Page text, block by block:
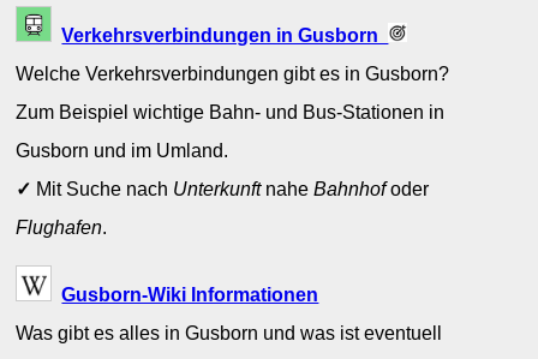
Verkehrsverbindungen in Gusborn
Welche Verkehrsverbindungen gibt es in Gusborn?
Zum Beispiel wichtige Bahn- und Bus-Stationen in
Gusborn und im Umland.
✓ Mit Suche nach UnterkunftnaheBahnhofoder
Flughafen.
Gusborn-Wiki Informationen
Was gibt es alles in Gusborn und was ist eventuell